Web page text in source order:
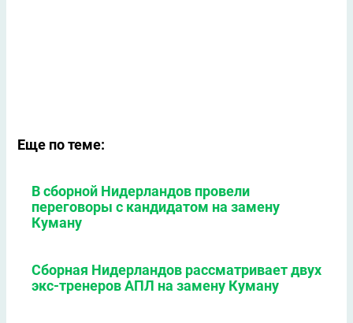
Еще по теме:
В сборной Нидерландов провели
переговоры с кандидатом на замену
Куману
Сборная Нидерландов рассматривает двух
экс-тренеров АПЛ на замену Куману